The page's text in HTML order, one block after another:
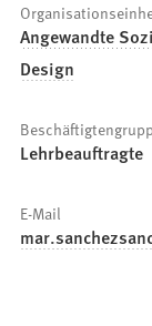
Angewandte
Design
Lehrbeauftragte
E-Mail